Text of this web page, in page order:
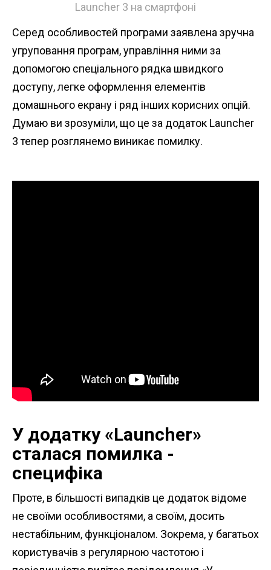
Launcher 3 на смартфоні
Серед особливостей програми заявлена ​​зручна
угруповання програм, управління ними за
допомогою спеціального рядка швидкого
доступу, легке оформлення елементів
домашнього екрану і ряд інших корисних опцій.
Думаю ви зрозуміли, що це за додаток Launcher
3 тепер розглянемо виникає помилку.
У додатку «Launcher»
сталася помилка -
специфіка
Проте, в більшості випадків це додаток відоме
не своїми особливостями, а своїм, досить
нестабільним, функціоналом. Зокрема, у багатьох
користувачів з регулярною частотою і